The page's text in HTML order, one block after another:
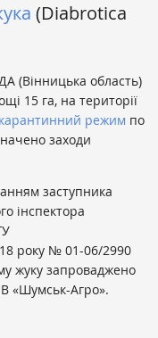
(Diabrotica
(Вінницька область)
15 га, на території
режим по
заходи
заступника
інспектора
року № 01-06/2990
жуку запроваджено
«Шумськ-Агро».